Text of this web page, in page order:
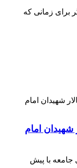
برای زمانی که
شهیدان امام